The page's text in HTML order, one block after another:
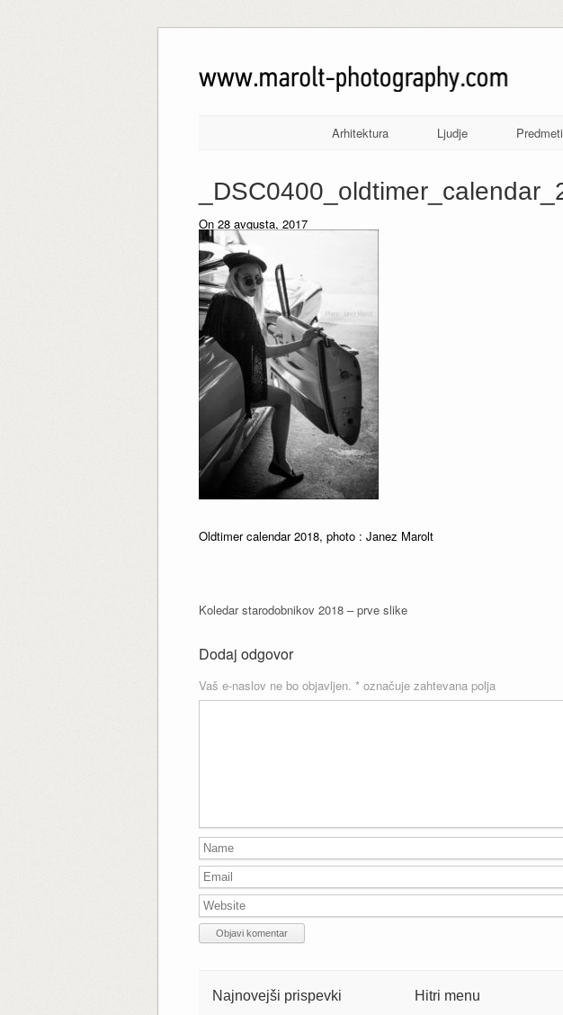
Arhitektura Ljudje Predmeti
On 28 avgusta, 2017
Oldtimer calendar 2018, photo : Janez Marolt
Koledar starodobnikov 2018 – prve slike
Dodaj odgovor
Vaš e-naslov ne bo objavljen. *označuje zahtevana polja
Najnovejši prispevki Hitri menu